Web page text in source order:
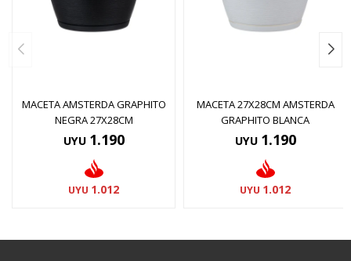
MACETA AMSTERDA GRAPHITO
NEGRA 27X28CM
UYU 1.190
UYU 1.012
MACETA 27X28CM AMSTERDA
GRAPHITO BLANCA
UYU 1.190
UYU 1.012